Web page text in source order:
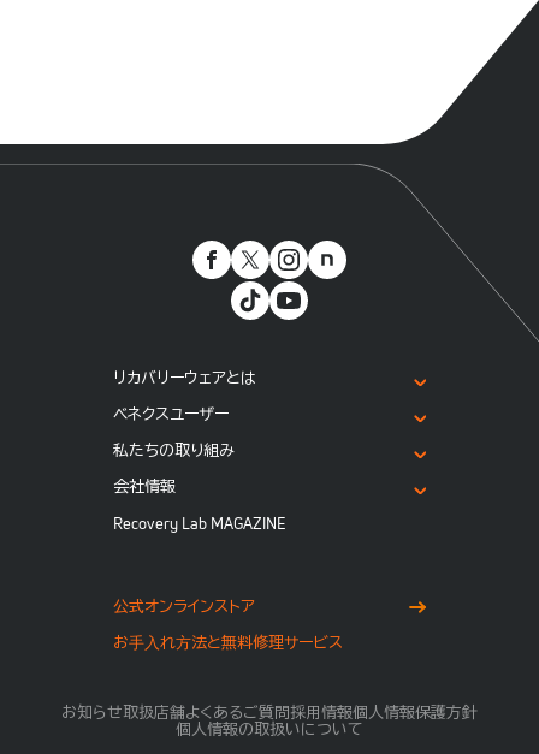
リカバリーウェアとは
ベネクスユーザー
私たちの取り組み
会社情報
Recovery Lab MAGAZINE
公式オンラインストア
お⼿⼊れ⽅法と無料修理サービス
お知らせ取扱店舗よくあるご質問採用情報個人情報保護方針
個人情報の取扱いについて